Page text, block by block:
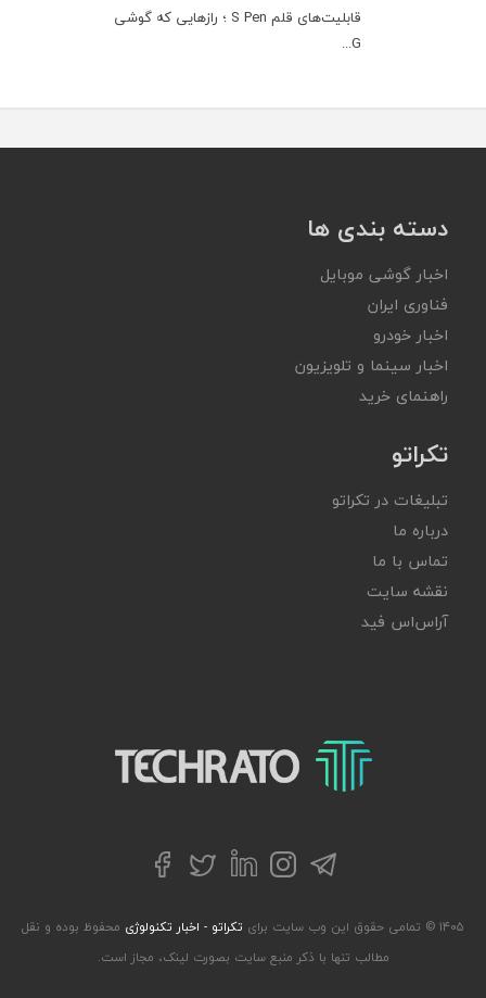
قابلیت‌های قلم S Pen ؛ رازهایی که گوشی
G...
دسته بندی ها
اخبار گوشی موبایل
فناوری ایران
اخبار خودرو
اخبار سینما و تلویزیون
راهنمای خرید
تکراتو
تبلیغات در تکراتو
درباره ما
تماس با ما
نقشه سایت
آر‌اس‌اس فید
تکراتو – زندگی با تکنولوژی
تلگراماینستاگرام
لینکداینتوییترفیسبوک
۱۴۰۵ © تمامی حقوق این وب سایت برای تکراتو - اخبار تکنولوژی محفوظ بوده و نقل
مطالب تنها با ذکر منبع سایت بصورت لینک، مجاز است.